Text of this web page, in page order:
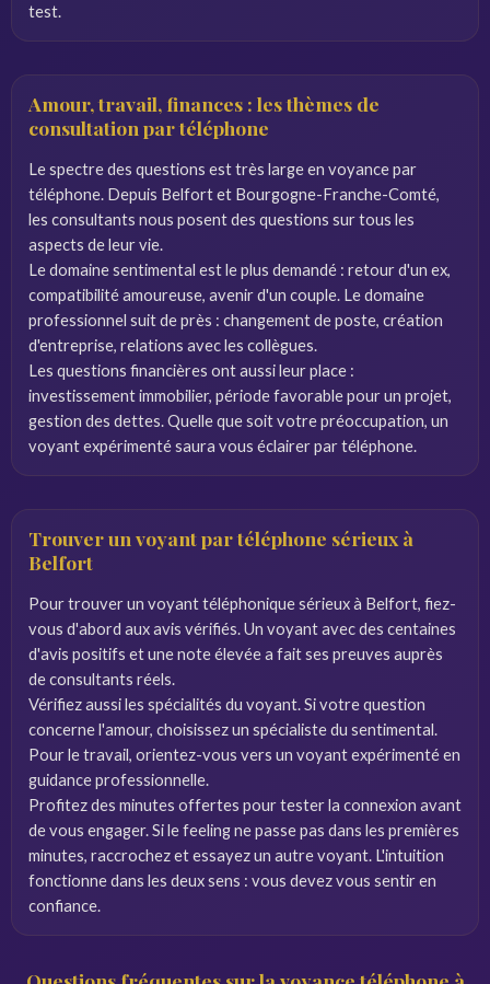
test.
Amour, travail, finances : les thèmes de
consultation par téléphone
Le spectre des questions est très large en voyance par
téléphone. Depuis Belfort et Bourgogne-Franche-Comté,
les consultants nous posent des questions sur tous les
aspects de leur vie.
Le domaine sentimental est le plus demandé : retour d'un ex,
compatibilité amoureuse, avenir d'un couple. Le domaine
professionnel suit de près : changement de poste, création
d'entreprise, relations avec les collègues.
Les questions financières ont aussi leur place :
investissement immobilier, période favorable pour un projet,
gestion des dettes. Quelle que soit votre préoccupation, un
voyant expérimenté saura vous éclairer par téléphone.
Trouver un voyant par téléphone sérieux à
Belfort
Pour trouver un voyant téléphonique sérieux à Belfort, fiez-
vous d'abord aux avis vérifiés. Un voyant avec des centaines
d'avis positifs et une note élevée a fait ses preuves auprès
de consultants réels.
Vérifiez aussi les spécialités du voyant. Si votre question
concerne l'amour, choisissez un spécialiste du sentimental.
Pour le travail, orientez-vous vers un voyant expérimenté en
guidance professionnelle.
Profitez des minutes offertes pour tester la connexion avant
de vous engager. Si le feeling ne passe pas dans les premières
minutes, raccrochez et essayez un autre voyant. L'intuition
fonctionne dans les deux sens : vous devez vous sentir en
confiance.